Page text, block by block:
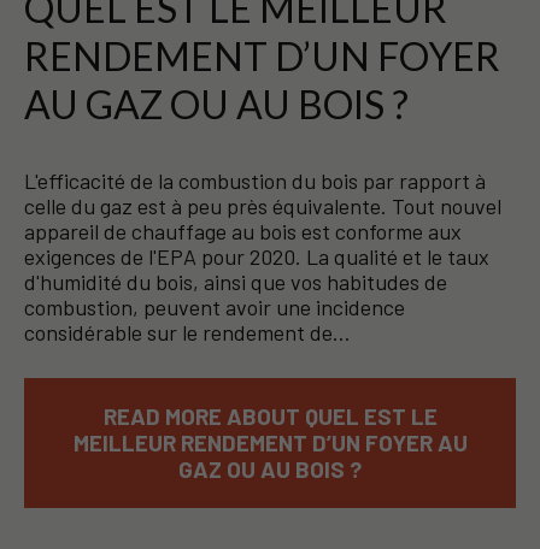
RENDEMENT D’UN FOYER
AU GAZ OU AU BOIS ?
L'efficacité de la combustion du bois par rapport à
celle du gaz est à peu près équivalente. Tout nouvel
appareil de chauffage au bois est conforme aux
exigences de l'EPA pour 2020. La qualité et le taux
d'humidité du bois, ainsi que vos habitudes de
combustion, peuvent avoir une incidence
considérable sur le rendement de…
READ MORE ABOUT QUEL EST LE
MEILLEUR RENDEMENT D’UN FOYER AU
GAZ OU AU BOIS ?